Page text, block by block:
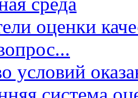
оценки
условий